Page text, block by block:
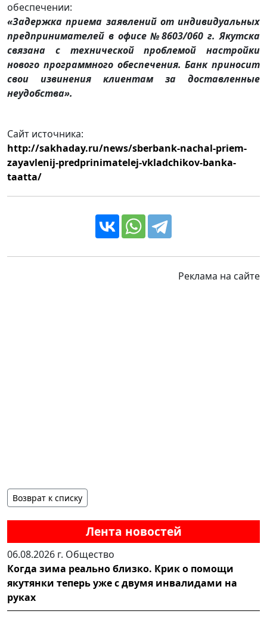
Лента новостей
06.08.2026 г. Общество
Когда зима реально близко. Крик о помощи
якутянки теперь уже с двумя инвалидами на
руках
обеспечении:
«Задержка приема заявлений от индивидуальных
предпринимателей в офисе №8603/060 г. Якутска
связана с технической проблемой настройки
нового программного обеспечения. Банк приносит
свои извинения клиентам за доставленные
неудобства».
Сайт источника:
http://sakhaday.ru/news/sberbank-nachal-priem-
zayavlenij-predprinimatelej-vkladchikov-banka-
taatta/
Реклама на сайте
Возврат к списку